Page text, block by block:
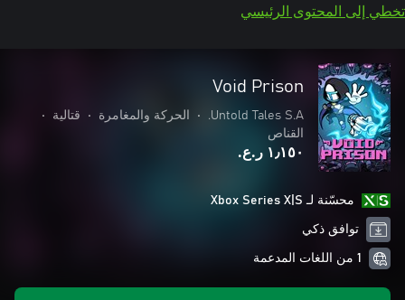
تخطي إلى المحتوى الرئيسي
Void Prison
Untold Tales S.A.
• الحركة والمغامرة • قتالية
•
القناص
١٫١٥٠ ر.ع.‏
محسّنة لـ Xbox Series X|S
توافق ذكي
1 من اللغات المدعمة